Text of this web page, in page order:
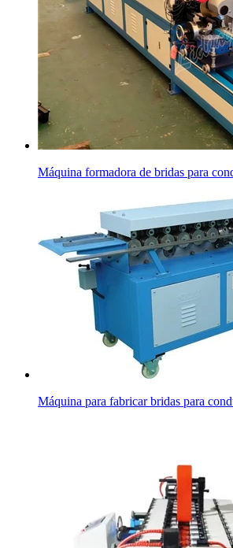
Máquina formadora de bridas para
Máquina para fabricar bridas para